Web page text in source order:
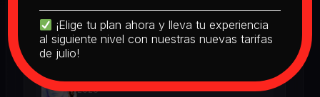
2026
2026
¡Elige tu plan ahora y lleva tu experiencia
al siguiente nivel con nuestras nuevas tarifas
de julio!